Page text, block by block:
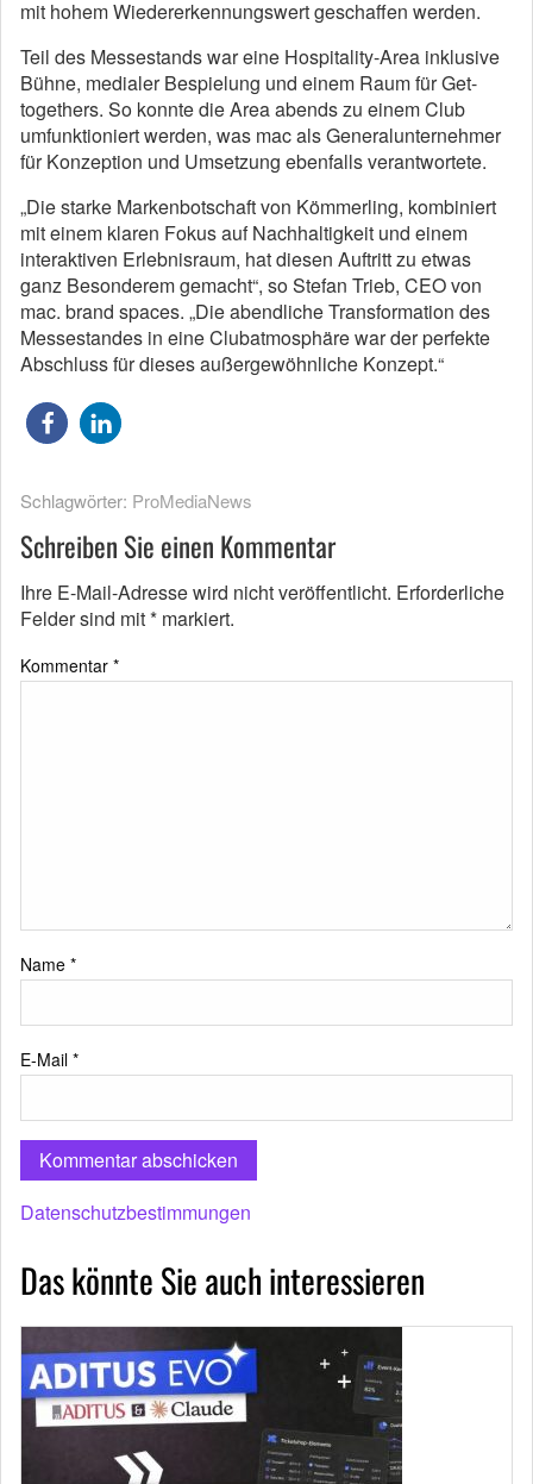
mit hohem Wiedererkennungswert geschaffen werden.
Teil des Messestands war eine Hospitality-Area inklusive
Bühne, medialer Bespielung und einem Raum für Get-
togethers. So konnte die Area abends zu einem Club
umfunktioniert werden, was mac als Generalunternehmer
für Konzeption und Umsetzung ebenfalls verantwortete.
„Die starke Markenbotschaft von Kömmerling, kombiniert
mit einem klaren Fokus auf Nachhaltigkeit und einem
interaktiven Erlebnisraum, hat diesen Auftritt zu etwas
ganz Besonderem gemacht“, so Stefan Trieb, CEO von
mac. brand spaces. „Die abendliche Transformation des
Messestandes in eine Clubatmosphäre war der perfekte
Abschluss für dieses außergewöhnliche Konzept.“
Schlagwörter: ProMediaNews
Schreiben Sie einen Kommentar
Ihre E-Mail-Adresse wird nicht veröffentlicht. Erforderliche
Felder sind mit* markiert.
Kommentar *
Name *
E-Mail *
Datenschutzbestimmungen
Das könnte Sie auch interessieren